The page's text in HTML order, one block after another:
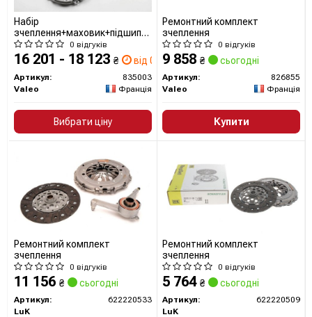
Набір
зчеплення+маховик+підшипникк
835003 VALEO0 відгуків
16 201 - 18 123 ₴ від 0 дн.
Артикул:
835003
Valeo
Франція
Вибрати ціну
Ремонтний комплект
зчеплення
0 відгуків
9 858 ₴ сьогодні
Артикул:
826855
Valeo
Франція
Купити
Ремонтний комплект
зчеплення
0 відгуків
11 156 ₴ сьогодні
Артикул:
622220533
LuK
Ремонтний комплект
зчеплення
0 відгуків
5 764 ₴ сьогодні
Артикул:
622220509
LuK